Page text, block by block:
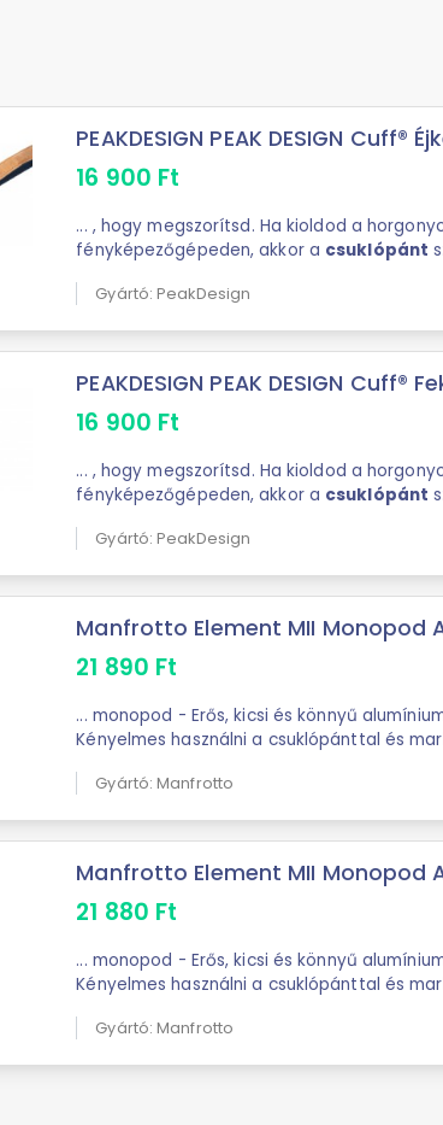
PEAKDESIGN PEAK DESIGN Cuff®
16 900 Ft
... , hogy megszorítsd. Ha kioldod a
fényképezőgépeden, akkor a csuklópánt
rögzítheted ...
Gyártó: PeakDesign
PEAKDESIGN PEAK DESIGN Cuff®
16 900 Ft
... , hogy megszorítsd. Ha kioldod a
fényképezőgépeden, akkor a csuklópánt
rögzítheted ...
Gyártó: PeakDesign
Manfrotto Element MII Monopod
21 890 Ft
... monopod - Erős, kicsi és könnyű alumínium konstrukció -
Kényelmes használni a csuklópánttal és
Gyártó: Manfrotto
Manfrotto Element MII Monopod
21 880 Ft
... monopod - Erős, kicsi és könnyű alumínium konstrukció -
Kényelmes használni a csuklópánttal és
Gyártó: Manfrotto